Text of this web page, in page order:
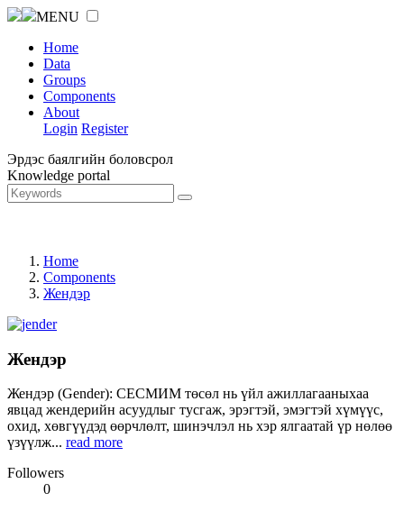
MENU
Home
Data
Groups
Components
About
Login Register
Эрдэс баялгийн боловсрол
Knowledge portal
Home
Components
Жендэр
Жендэр
Жендэр (Gender): СЕСМИМ төсөл нь үйл ажиллагааныхаа
явцад жендерийн асуудлыг тусгаж, эрэгтэй, эмэгтэй хүмүүс,
охид, хөвгүүдэд өөрчлөлт, шинэчлэл нь хэр ялгаатай үр нөлөө
үзүүлж... read more
Followers
0